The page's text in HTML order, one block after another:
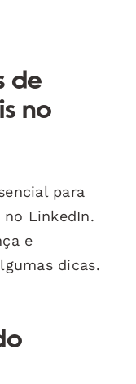
de
no
para
no LinkedIn.
e
dicas.